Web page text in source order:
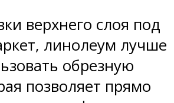
верхнего слоя под
линолеум лучше
обрезную
позволяет прямо